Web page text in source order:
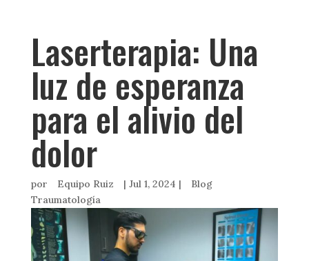
Laserterapia: Una
luz de esperanza
para el alivio del
dolor
por Equipo Ruiz | Jul 1, 2024 |
Blog
Traumatología